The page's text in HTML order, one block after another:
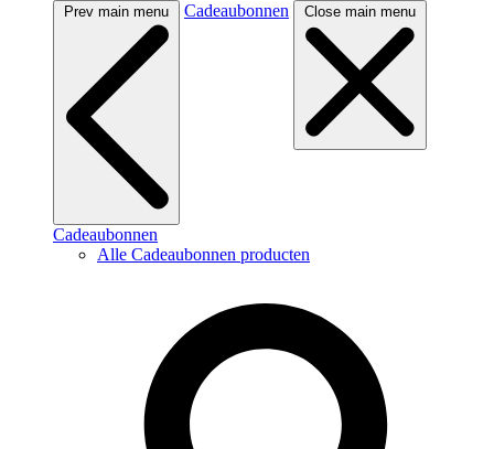
Prev main menu Cadeaubonnen Close main menu
Cadeaubonnen
Alle Cadeaubonnen producten